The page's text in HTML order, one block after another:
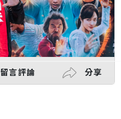
留言評論 分享